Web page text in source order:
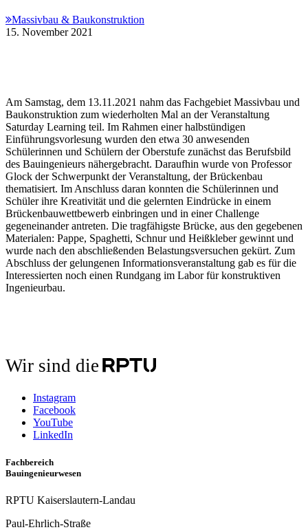
Massivbau & Baukonstruktion
15. November 2021
Am Samstag, dem 13.11.2021 nahm das Fachgebiet Massivbau und
Baukonstruktion zum wiederholten Mal an der Veranstaltung
Saturday Learning teil. Im Rahmen einer halbstündigen
Einführungsvorlesung wurden den etwa 30 anwesenden
Schülerinnen und Schülern der Oberstufe zunächst das Berufsbild
des Bauingenieurs nähergebracht. Daraufhin wurde von Professor
Glock der Schwerpunkt der Veranstaltung, der Brückenbau
thematisiert. Im Anschluss daran konnten die Schülerinnen und
Schüler ihre Kreativität und die gelernten Eindrücke in einem
Brückenbauwettbewerb einbringen und in einer Challenge
gegeneinander antreten. Die tragfähigste Brücke, aus den gegebenen
Materialen: Pappe, Spaghetti, Schnur und Heißkleber gewinnt und
wurde nach den abschließenden Belastungsversuchen gekürt. Zum
Abschluss der gelungenen Informationsveranstaltung gab es für die
Interessierten noch einen Rundgang im Labor für konstruktiven
Ingenieurbau.
Wir sind die
Instagram
Facebook
YouTube
LinkedIn
Fachbereich
Bauingenieurwesen
RPTU Kaiserslautern-Landau
Paul-Ehrlich-Straße